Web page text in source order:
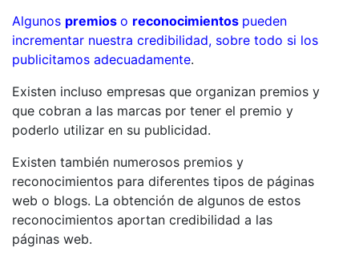
Algunos premios o reconocimientos pueden
incrementar nuestra credibilidad, sobre todo si los
publicitamos adecuadamente.
Existen incluso empresas que organizan premios y
que cobran a las marcas por tener el premio y
poderlo utilizar en su publicidad.
Existen también numerosos premios y
reconocimientos para diferentes tipos de páginas
web o blogs. La obtención de algunos de estos
reconocimientos aportan credibilidad a las
páginas web.